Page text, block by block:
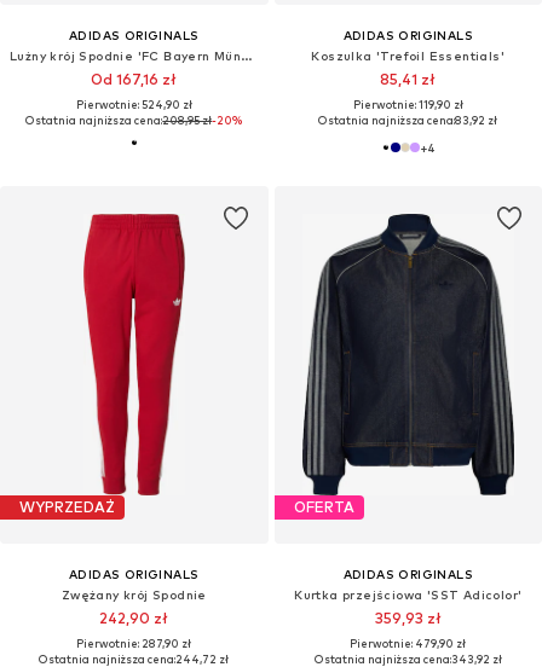
ADIDAS ORIGINALS
Lużny krój Spodnie 'FC Bayern München'
Od 167,16 zł
Pierwotnie: 524,90 zł
Ostatnia najniższa cena:208,95 zł-20%
ADIDAS ORIGINALS
Koszulka 'Trefoil Essentials'
85,41 zł
Pierwotnie: 119,90 zł
Ostatnia najniższa cena:83,92 zł
+4
WYPRZEDAŻ
ADIDAS ORIGINALS
Zwężany krój Spodnie
242,90 zł
Pierwotnie: 287,90 zł
Ostatnia najniższa cena:244,72 zł
OFERTA
ADIDAS ORIGINALS
Kurtka przejściowa 'SST Adicolor'
359,93 zł
Pierwotnie: 479,90 zł
Ostatnia najniższa cena:343,92 zł